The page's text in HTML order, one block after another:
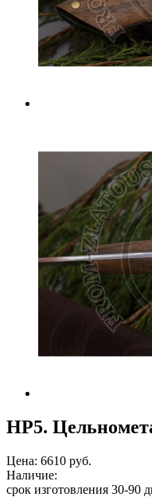
НР5.
Цена: 6610 руб.
Наличие:
срок изготовления 30-90